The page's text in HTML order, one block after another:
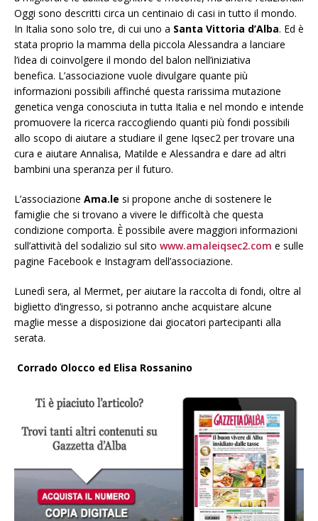
Oggi sono descritti circa un centinaio di casi in tutto il mondo.
In Italia sono solo tre, di cui uno a Santa Vittoria d’Alba. Ed è
stata proprio la mamma della piccola Alessandra a lanciare
l’idea di coinvolgere il mondo del balon nell’iniziativa
benefica. L’associazione vuole divulgare quante più
informazioni possibili affinché questa rarissima mutazione
genetica venga conosciuta in tutta Italia e nel mondo e intende
promuovere la ricerca raccogliendo quanti più fondi possibili
allo scopo di aiutare a studiare il gene Iqsec2 per trovare una
cura e aiutare Annalisa, Matilde e Alessandra e dare ad altri
bambini una speranza per il futuro.
L’associazione Ama.le si propone anche di sostenere le
famiglie che si trovano a vivere le difficoltà che questa
condizione comporta. È possibile avere maggiori informazioni
sull’attività del sodalizio sul sito www.amaleiqsec2.com e sulle
pagine Facebook e Instagram dell’associazione.
Lunedì sera, al Mermet, per aiutare la raccolta di fondi, oltre al
biglietto d’ingresso, si potranno anche acquistare alcune
maglie messe a disposizione dai giocatori partecipanti alla
serata.
Corrado Olocco ed Elisa Rossanino